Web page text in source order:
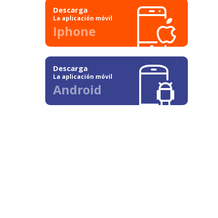
Descarga
La aplicación móvil
Iphone
Descarga
La aplicación móvil
Android